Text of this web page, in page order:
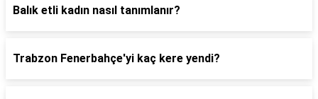
Balık etli kadın nasıl tanımlanır?
Trabzon Fenerbahçe'yi kaç kere yendi?